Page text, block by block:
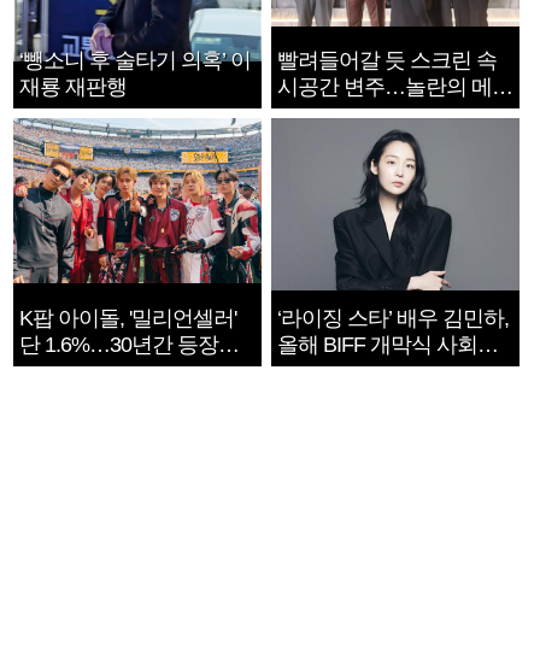
‘뺑소니 후 술타기 의혹’ 이
재룡 재판행
빨려들어갈 듯 스크린 속
시공간 변주…놀란의 메시
지는 ‘전쟁 속죄’
K팝 아이돌, '밀리언셀러'
단 1.6%…30년간 등장
1182개팀 전수조사
‘라이징 스타’ 배우 김민하,
올해 BIFF 개막식 사회자
확정